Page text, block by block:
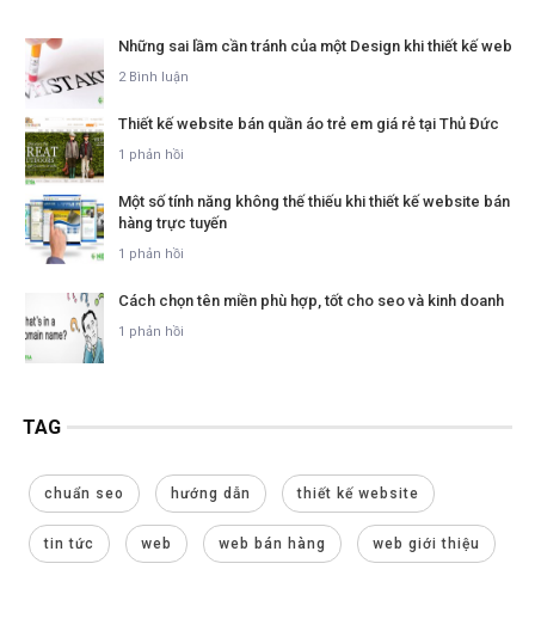
Những sai lầm cần tránh của một Design khi thiết kế web
2 Bình luận
Thiết kế website bán quần áo trẻ em giá rẻ tại Thủ Đức
1 phản hồi
Một số tính năng không thế thiếu khi thiết kế website bán
hàng trực tuyến
1 phản hồi
Cách chọn tên miền phù hợp, tốt cho seo và kinh doanh
1 phản hồi
TAG
chuẩn seo hướng dẫn thiết kế website
tin tức web web bán hàng web giới thiệu